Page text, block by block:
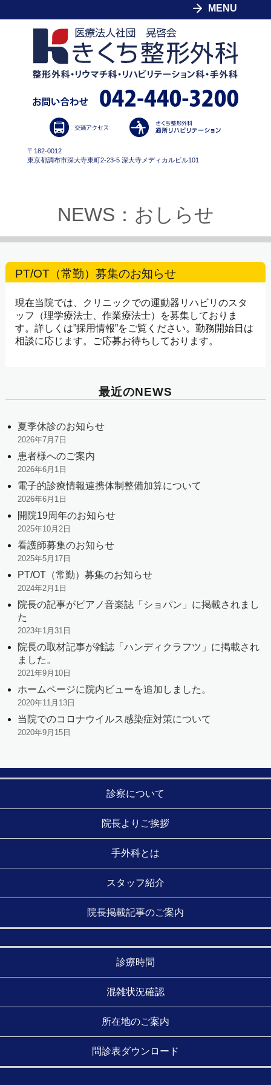
〒182-0012
東京都調布市深大寺東町2-23-5 深大寺メディカルビル101
MENU
NEWS：おしらせ
PT/OT（常勤）募集のお知らせ
現在当院では、クリニックでの運動器リハビリのスタ
ッフ（理学療法士、作業療法士）を募集しておりま
す。詳しくは”採用情報”をご覧ください。勤務開始日は
相談に応じます。ご応募お待ちしております。
最近のNEWS
夏季休診のお知らせ
2026年7月7日
患者様へのご案内
2026年6月1日
電子的診療情報連携体制整備加算について
2026年6月1日
開院19周年のお知らせ
2025年10月2日
看護師募集のお知らせ
2025年5月17日
PT/OT（常勤）募集のお知らせ
2024年2月1日
院長の記事がピアノ音楽誌「ショパン」に掲載されまし
た
2023年1月31日
院長の取材記事が雑誌「ハンディクラフツ」に掲載され
ました。
2021年9月10日
ホームページに院内ビューを追加しました。
2020年11月13日
当院でのコロナウイルス感染症対策について
2020年9月15日
診察について
院長よりご挨拶
手外科とは
スタッフ紹介
院長掲載記事のご案内
診療時間
混雑状況確認
所在地のご案内
問診表ダウンロード